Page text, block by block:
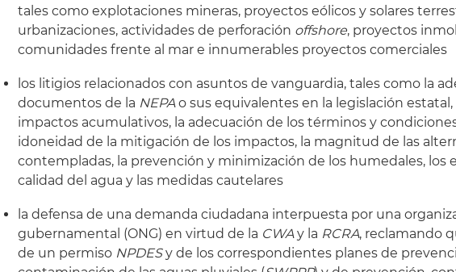
tales como explotaciones mineras, proyectos eólicos y solares
urbanizaciones, actividades de perforación offshore, proyectos
comunidades frente al mar e innumerables proyectos comerciales
los litigios relacionados con asuntos de vanguardia, tales como la
documentos de la NEPAo sus equivalentes en la legislación estatal,
impactos acumulativos, la adecuación de los términos y
idoneidad de la mitigación de los impactos, la magnitud de las
contempladas, la prevención y minimización de los humedales, los
calidad del agua y las medidas cautelares
la defensa de una demanda ciudadana interpuesta por una
gubernamental (ONG) en virtud de la CWAy la RCRA, reclamando
de un permiso NPDESy de los correspondientes planes de